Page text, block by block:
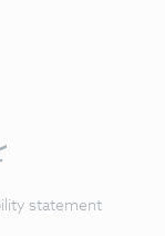
statement